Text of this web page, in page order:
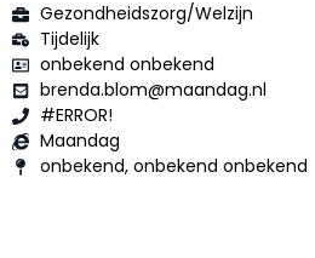
Gezondheidszorg/Welzijn
Tijdelijk
onbekend onbekend
brenda.blom@maandag.nl
#ERROR!
Maandag
onbekend, onbekend onbekend